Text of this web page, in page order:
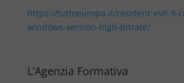
https://tuttoeuropa.it/resident-evil-9-
windows-version-high-bitrate/
L’Agenzia Formativa